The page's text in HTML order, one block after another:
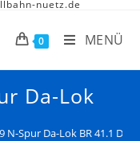
nuetz.de
0 MENÜ
Da-Lok
N-Spur Da-Lok BR 41.1 DR